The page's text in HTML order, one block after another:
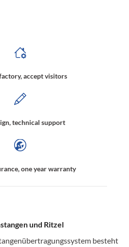
accept visitors
technical support
one year warranty
und Ritzel
besteht